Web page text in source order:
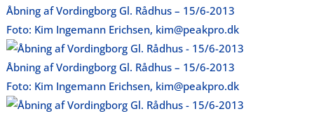
Åbning af Vordingborg Gl. Rådhus – 15/6-2013
Foto: Kim Ingemann Erichsen, kim@peakpro.dk
Åbning af Vordingborg Gl. Rådhus – 15/6-2013
Foto: Kim Ingemann Erichsen, kim@peakpro.dk